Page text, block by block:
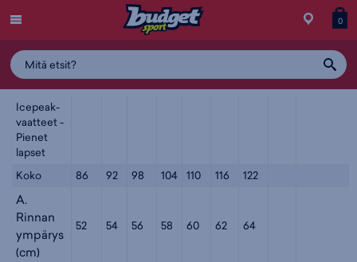
Siirry
0
Icepeak
Icepeak-
vaatteet -
Pienet
lapset
Koko
86 92 98 104 110 116 122
A.
Rinnan
ympärys
(cm)
52 54 56 58 60 62 64